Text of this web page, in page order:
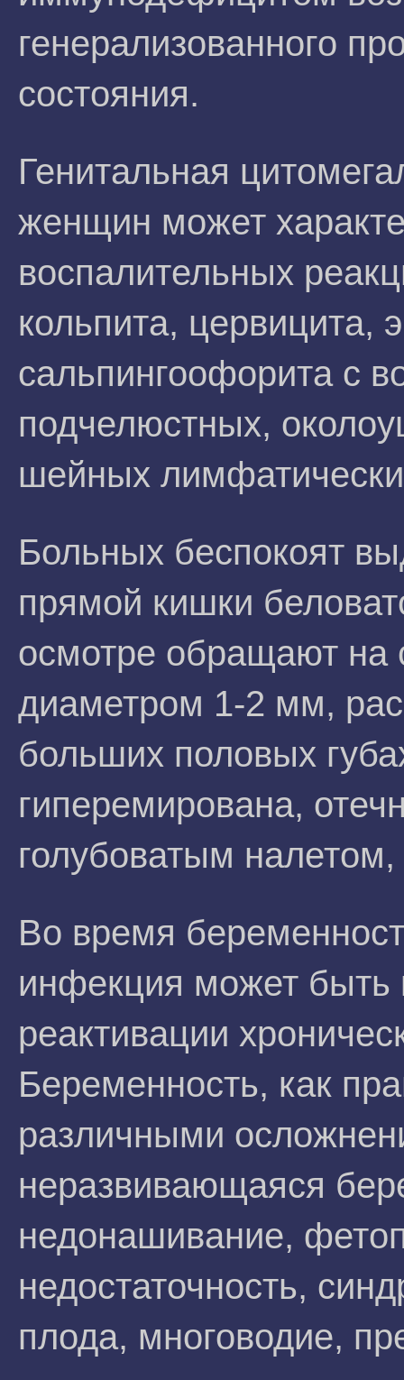
генерализованного
состояния.
Генитальная
женщин может
воспалительных
кольпита, цервицита,
сальпингоофорита с
подчелюстных,
шейных
Больных беспокоят
прямой кишки
осмотре обращают на
диаметром 1-2 мм,
больших половых
гиперемирована,
голубоватым
Во время
инфекция может быть
реактивации
Беременность, как
различными
неразвивающаяся
недонашивание,
недостаточность,
плода, многоводие,